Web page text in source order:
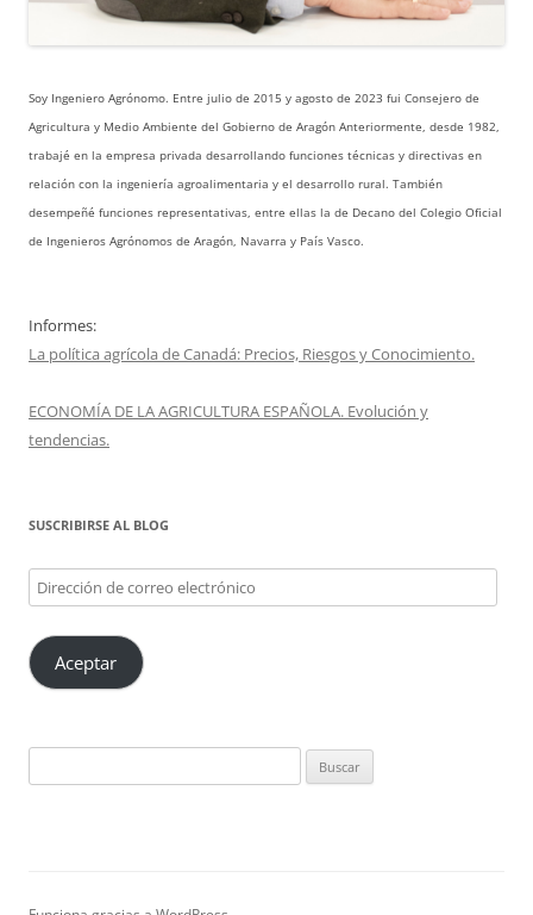
Soy Ingeniero Agrónomo. Entre julio de 2015 y agosto de 2023 fui Consejero de
Agricultura y Medio Ambiente del Gobierno de Aragón Anteriormente, desde 1982,
trabajé en la empresa privada desarrollando funciones técnicas y directivas en
relación con la ingeniería agroalimentaria y el desarrollo rural. También
desempeñé funciones representativas, entre ellas la de Decano del Colegio Oficial
de Ingenieros Agrónomos de Aragón, Navarra y País Vasco.
Informes:
La política agrícola de Canadá: Precios, Riesgos y Conocimiento.
ECONOMÍA DE LA AGRICULTURA ESPAÑOLA. Evolución y
tendencias.
SUSCRIBIRSE AL BLOG
Dirección
de
correo
electrónico
Aceptar